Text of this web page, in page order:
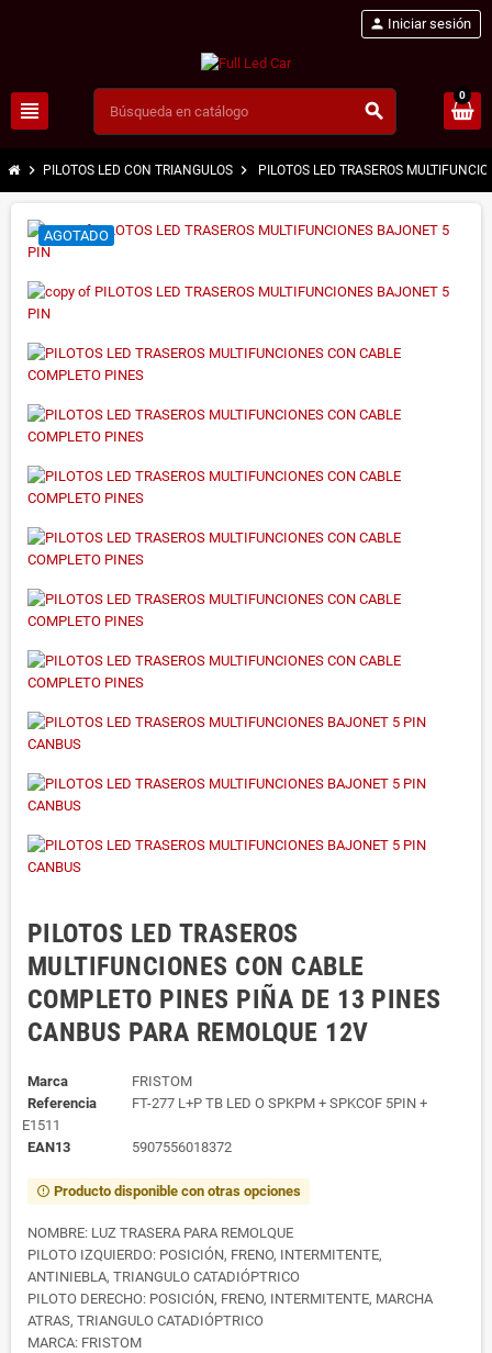
view_headline search
person Iniciar sesión
0
chevron_right PILOTOS LED CON TRIANGULOS chevron_right PILOTOS LED TRASEROS
AGOTADO
PILOTOS LED TRASEROS
MULTIFUNCIONES CON CABLE
COMPLETO PINES PIÑA DE 13 PINES
CANBUS PARA REMOLQUE 12V
Marca
FRISTOM
Referencia
FT-277 L+P TB LED O SPKPM + SPKCOF 5PIN +
E1511
EAN13
5907556018372
error_outline Producto disponible con otras opciones
NOMBRE: LUZ TRASERA PARA REMOLQUE
PILOTO IZQUIERDO: POSICIÓN, FRENO, INTERMITENTE,
ANTINIEBLA, TRIANGULO CATADIÓPTRICO
PILOTO DERECHO: POSICIÓN, FRENO, INTERMITENTE, MARCHA
ATRAS, TRIANGULO CATADIÓPTRICO
MARCA: FRISTOM